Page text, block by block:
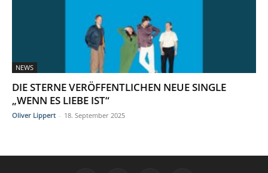
NEWS
DIE STERNE VERÖFFENTLICHEN NEUE SINGLE
„WENN ES LIEBE IST“
Oliver Lippert - 18. September 2025